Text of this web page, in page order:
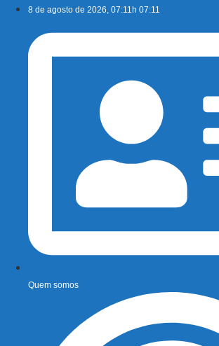
conteúdo
8 de agosto de 2026, 07:11h 07:11
Quem somos